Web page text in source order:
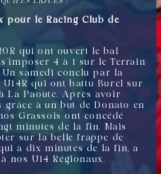
pour le Racing Club de
qui ont ouvert le bal
4 à 1 sur le Terrain
samedi conclu par la
qui ont battu Burel sur
La Paoute. Après avoir
grâce à un but de Donato en
Grassois ont concédé
minutes de la fin. Mais
sur la belle frappe de
à dix minutes de la fin, a
nos U14 Régionaux.